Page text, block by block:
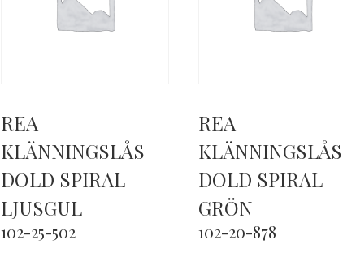
REA
KLÄNNINGSLÅS
DOLD SPIRAL
LJUSGUL
102-25-502
REA
KLÄNNINGSLÅS
DOLD SPIRAL
GRÖN
102-20-878